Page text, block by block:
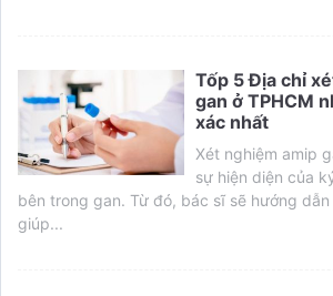
Tốp 5 Địa chỉ
gan ở TPHCM
xác nhất
Xét nghiệm amip
sự hiện diện của
bên trong gan. Từ đó, bác sĩ sẽ hướng
giúp...